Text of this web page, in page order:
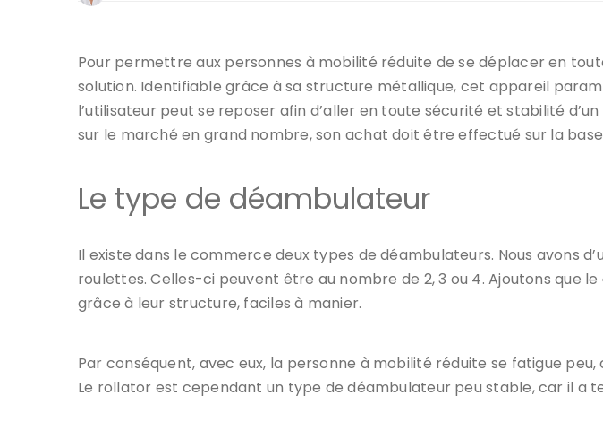
Pour permettre aux personnes à mobilité réduite de se déplacer en
solution. Identifiable grâce à sa structure métallique, cet appareil
l’utilisateur peut se reposer afin d’aller en toute sécurité et stabilité
sur le marché en grand nombre, son achat doit être effectué sur la
Le type de déambulateur
Il existe dans le commerce deux types de déambulateurs. Nous avons
roulettes. Celles-ci peuvent être au nombre de 2, 3 ou 4. Ajoutons que le
grâce à leur structure, faciles à manier.
Par conséquent, avec eux, la personne à mobilité réduite se fatigue
Le rollator est cependant un type de déambulateur peu stable, car il a